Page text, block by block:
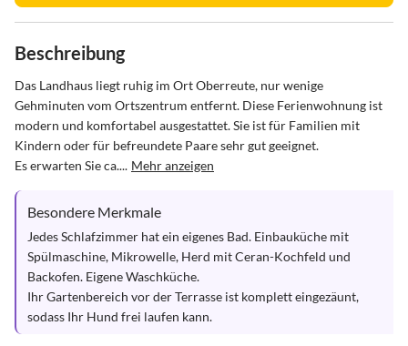
Beschreibung
Das Landhaus liegt ruhig im Ort Oberreute, nur wenige
Gehminuten vom Ortszentrum entfernt. Diese Ferienwohnung ist
modern und komfortabel ausgestattet. Sie ist für Familien mit
Kindern oder für befreundete Paare sehr gut geeignet.
Es erwarten Sie ca.... Mehr anzeigen
Besondere Merkmale
Jedes Schlafzimmer hat ein eigenes Bad. Einbauküche mit
Spülmaschine, Mikrowelle, Herd mit Ceran-Kochfeld und
Backofen. Eigene Waschküche.
Ihr Gartenbereich vor der Terrasse ist komplett eingezäunt,
sodass Ihr Hund frei laufen kann.